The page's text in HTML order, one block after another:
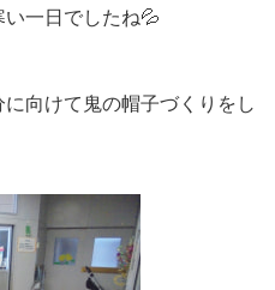
一日でしたね💦
向けて鬼の帽子づくりをし